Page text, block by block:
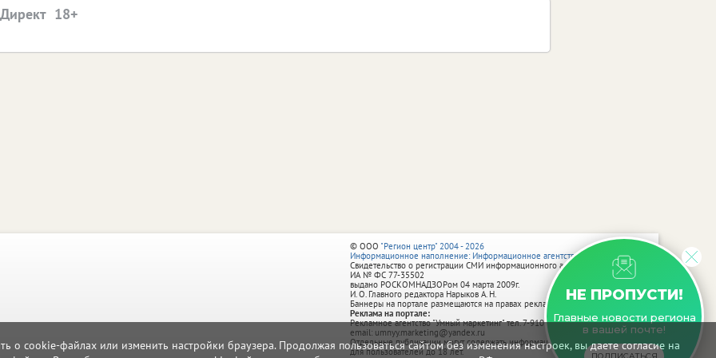
о cookie-файлах или изменить настройки браузера. Продолжая пользоваться сайтом без изменения настроек, вы даете согласие на
НЕ ПРОПУСТИ!
Главные новости региона
в вашей почте!
© ООО "Регион центр" 2004 - 2026
Информационное наполнение: Информационное агентство vRossii.ru
Свидетельство о регистрации СМИ информационного агентства vRossii.ru
ИА № ФС 77‑35502
выдано РОСКОМНАДЗОРом 04 марта 2009г.
И. О. Главного редактора Нарыков А. Н.
Баннеры на портале размещаются на правах рекламы.
Реклама на портале:
Рекламное агентство "Умный маркетинг" тел. 7-910-267-70-40,
email: umnyy.marketing@yandex.ru
Отдельные публикации могут содержать информацию, не предназначенную
для пользователей до 18 лет.